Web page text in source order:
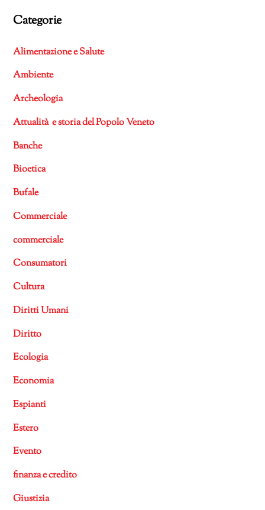
Categorie
Alimentazione e Salute
Ambiente
Archeologia
Attualità e storia del Popolo Veneto
Banche
Bioetica
Bufale
Commerciale
commerciale
Consumatori
Cultura
Diritti Umani
Diritto
Ecologia
Economia
Espianti
Estero
Evento
finanza e credito
Giustizia